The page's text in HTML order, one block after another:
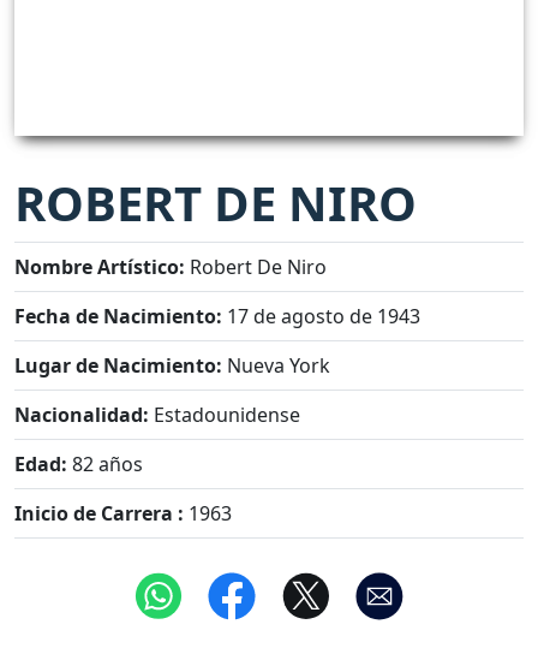
ROBERT DE NIRO
Nombre Artístico: Robert De Niro
Fecha de Nacimiento: 17 de agosto de 1943
Lugar de Nacimiento: Nueva York
Nacionalidad: Estadounidense
Edad: 82 años
Inicio de Carrera : 1963